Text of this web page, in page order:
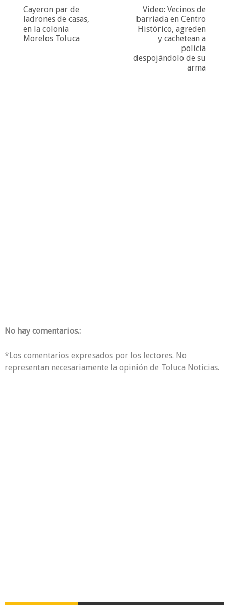
Video: Vecinos de
barriada en Centro
Histórico, agreden
y cachetean a
policía
despojándolo de su
arma
Cayeron par de
ladrones de casas,
en la colonia
Morelos Toluca
No hay comentarios.:
*Los comentarios expresados por los lectores. No
representan necesariamente la opinión de Toluca Noticias.